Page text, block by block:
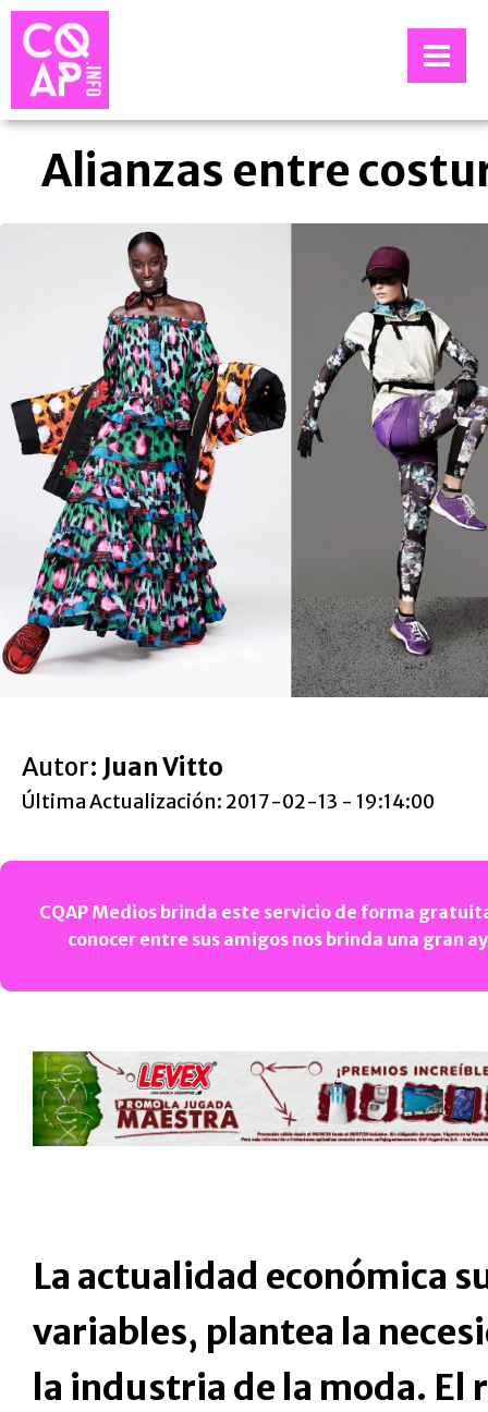
Alianzas entre
Autor: Juan Vitto
Última Actualización: 2017-02-13 - 19:14:00
CQAP Medios brinda este servicio de forma
conocer entre sus amigos nos brinda una gran
La actualidad económica
variables, plantea la
la industria de la moda.